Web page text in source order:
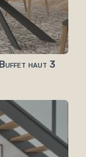
haut 3